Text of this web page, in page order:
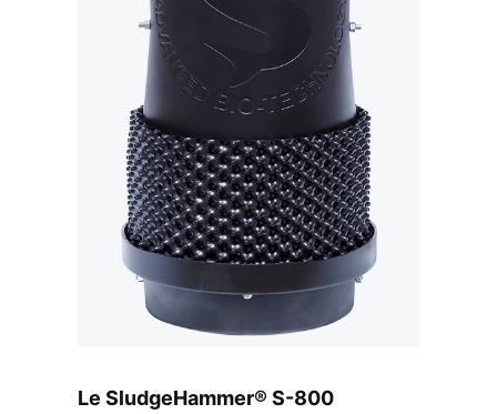
Le SludgeHammer® S-800